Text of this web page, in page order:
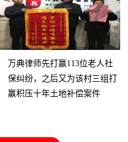
万典律师先打赢113位老人社
保纠纷，之后又为该村三组打
赢积压十年土地补偿案件